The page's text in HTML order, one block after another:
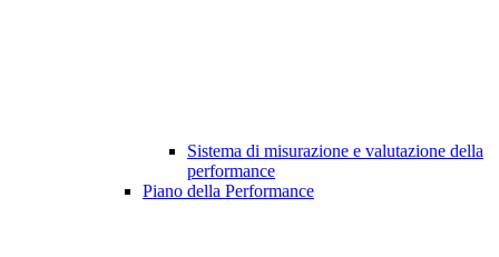
Sistema di misurazione e valutazione della
performance
Piano della Performance